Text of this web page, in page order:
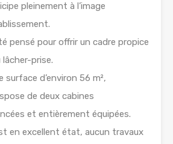
pleinement à l’image
pensé pour offrir un cadre propice
prise.
surface d’environ 56 m²,
de deux cabines
et entièrement équipées.
en excellent état, aucun travaux